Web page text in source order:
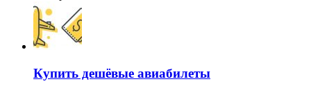
Купить дешёвые авиабилеты